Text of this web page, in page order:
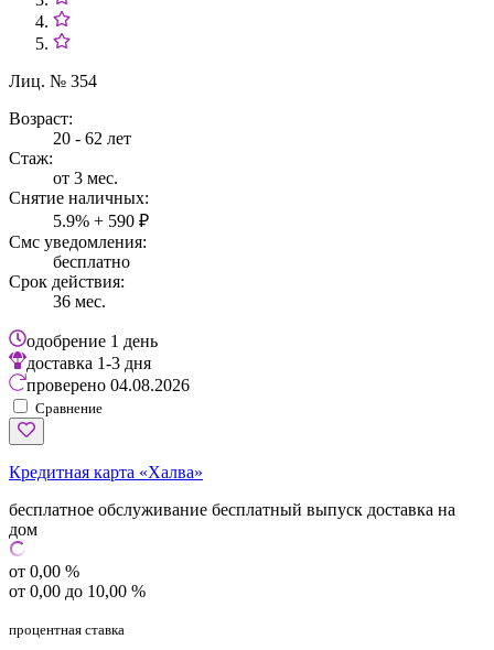
Лиц. № 354
Возраст:
20 - 62 лет
Стаж:
от 3 мес.
Снятие наличных:
5.9% + 590 ₽
Смс уведомления:
бесплатно
Срок действия:
36 мес.
одобрение 1 день
доставка 1-3 дня
проверено 04.08.2026
Сравнение
Кредитная карта «Халва»
бесплатное обслуживание бесплатный выпуск доставка на
дом
от 0,00 %
от 0,00 до 10,00 %
процентная ставка